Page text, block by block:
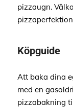
pizzaugn.
Köpguide
Att baka dina
med en
pizzabakning